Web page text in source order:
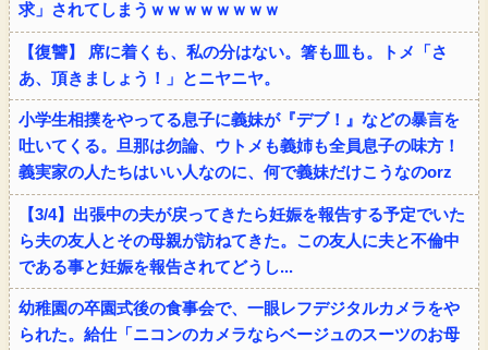
求」されてしまうｗｗｗｗｗｗｗｗ
【復讐】 席に着くも、私の分はない。箸も皿も。トメ「さ
あ、頂きましょう！」とニヤニヤ。
小学生相撲をやってる息子に義妹が『デブ！』などの暴言を
吐いてくる。旦那は勿論、ウトメも義姉も全員息子の味方！
義実家の人たちはいい人なのに、何で義妹だけこうなのorz
【3/4】出張中の夫が戻ってきたら妊娠を報告する予定でいた
ら夫の友人とその母親が訪ねてきた。この友人に夫と不倫中
である事と妊娠を報告されてどうし...
幼稚園の卒園式後の食事会で、一眼レフデジタルカメラをや
られた。給仕「ニコンのカメラならベージュのスーツのお母